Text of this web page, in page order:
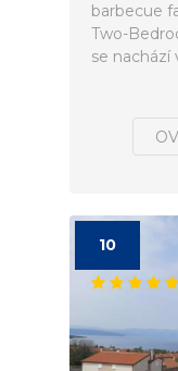
barbecue
Two-
se nachází
10